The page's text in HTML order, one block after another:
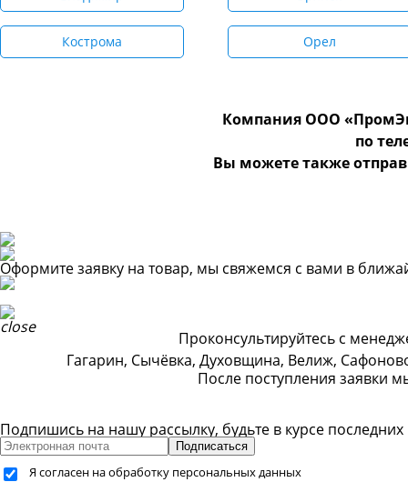
Кострома Орел
Компания ООО
по
Вы можете также
Оформите заявку на товар, мы свяжемся с вами в
Проконсультируйтесь с
Гагарин, Сычёвка, Духовщина, Велиж,
После поступления заявки
Подпишись на нашу рассылку, будьте в курсе
Подписаться
Я согласен на обработку персональных данных